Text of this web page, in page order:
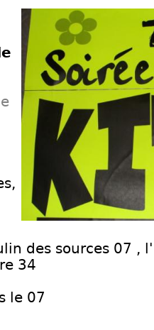
des sources 07 ,
34
le 07